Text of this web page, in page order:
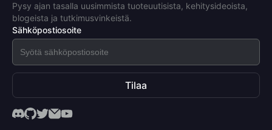
Pysy ajan tasalla uusimmista tuoteuutisista, kehitysideoista,
blogeista ja tutkimusvinkeistä.
Sähköpostiosoite
Tilaa